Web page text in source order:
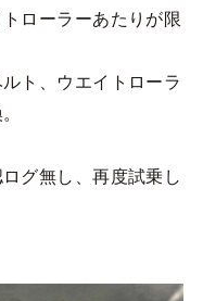
ローラーあたりが限
ト、ウエイトローラ
グ無し、再度試乗し